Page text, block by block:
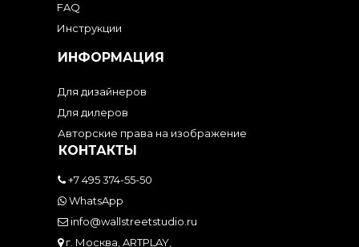
FAQ
Инструкции
ИНФОРМАЦИЯ
Для дизайнеров
Для дилеров
Авторские права на изображение
КОНТАКТЫ
+7 495 374-55-50
WhatsApp
info@wallstreetstudio.ru
г. Москва, ARTPLAY,